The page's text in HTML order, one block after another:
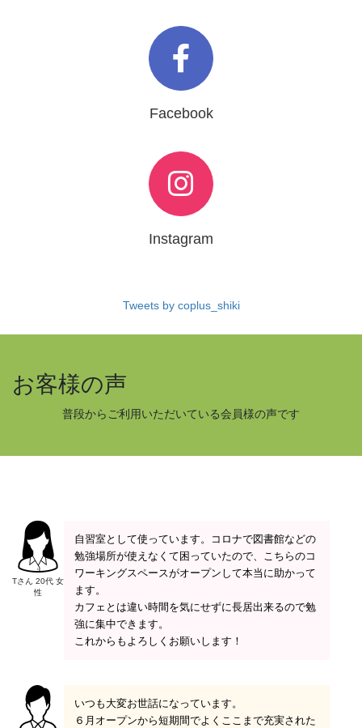
Facebook
Instagram
Tweets by coplus_shiki
お客様の声
普段からご利用いただいている会員様の声です
Tさん 20代 女
性
自習室として使っています。コロナで図書館などの
勉強場所が使えなくて困っていたので、こちらのコ
ワーキングスペースがオープンして本当に助かって
ます。
カフェとは違い時間を気にせずに長居出来るので勉
強に集中できます。
これからもよろしくお願いします！
いつも大変お世話になっています。
６月オープンから短期間でよくここまで充実された